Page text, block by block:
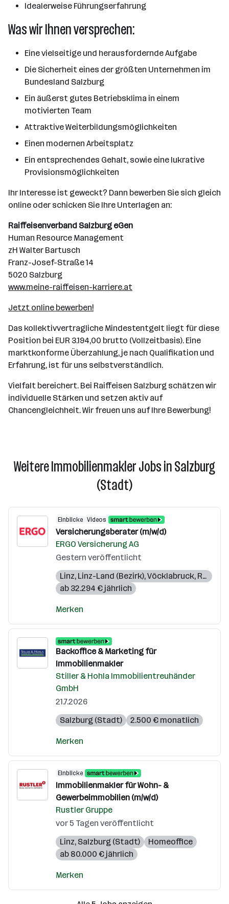
Idealerweise Führungserfahrung
Was wir Ihnen versprechen:
Eine vielseitige und herausfordernde Aufgabe
Die Sicherheit eines der größten Unternehmen im
Bundesland Salzburg
Ein äußerst gutes Betriebsklima in einem
motivierten Team
Attraktive Weiterbildungsmöglichkeiten
Einen modernen Arbeitsplatz
Ein entsprechendes Gehalt, sowie eine lukrative
Provisionsmöglichkeiten
Ihr Interesse ist geweckt? Dann bewerben Sie sich gleich
online oder schicken Sie Ihre Unterlagen an:
Raiffeisenverband Salzburg eGen
Human Resource Management
zH Walter Bartusch
Franz-Josef-Straße 14
5020 Salzburg
www.meine-raiffeisen-karriere.at
Jetzt online bewerben!
Das kollektivvertragliche Mindestentgelt liegt für diese
Position bei EUR 3.194,00 brutto (Vollzeitbasis). Eine
marktkonforme Überzahlung, je nach Qualifikation und
Erfahrung, ist für uns selbstverständlich.
Vielfalt bereichert. Bei Raiffeisen Salzburg schätzen wir
individuelle Stärken und setzen aktiv auf
Chancengleichheit. Wir freuen uns auf Ihre Bewerbung!
Weitere Immobilienmakler Jobs in Salzburg
(Stadt)
Einblicke Videos
Versicherungsberater (m/w/d)
ERGO Versicherung AG
Gestern veröffentlicht
Linz, Linz-Land (Bezirk),Vöcklabruck, Ried im Innkreis
ab 32.294 € jährlich
Merken
Backoffice & Marketing für
Immobilienmakler
Stiller & Hohla Immobilientreuhänder
GmbH
21.7.2026
Salzburg (Stadt)
2.500 € monatlich
Merken
Einblicke
Immobilienmakler für Wohn- &
Gewerbeimmobilien (m/w/d)
Rustler Gruppe
vor 5 Tagen veröffentlicht
Linz, Salzburg (Stadt)
Homeoffice
ab 80.000 € jährlich
Merken